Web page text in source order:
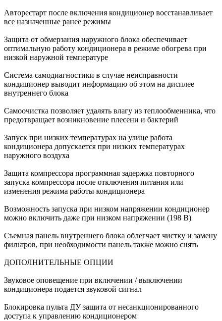
Авторестарт после включения кондиционер восстанавливает
все назначенные ранее режимы
Защита от обмерзания наружного блока обеспечивает
оптимальную работу кондиционера в режиме обогрева при
низкой наружной температуре
Система самодиагностики в случае неисправности
кондиционер выводит информацию об этом на дисплее
внутреннего блока
Самоочистка позволяет удалять влагу из теплообменника, что
предотвращает возникновение плесени и бактерий
Запуск при низких температурах на улице работа
кондиционера допускается при низких температурах
наружного воздуха
Защита компрессора программная задержка повторного
запуска компрессора после отключения питания или
изменения режима работы кондиционера
Возможность запуска при низком напряжении кондиционер
можно включить даже при низком напряжении (198 В)
Съемная панель внутреннего блока облегчает чистку и замену
фильтров, при необходимости панель также можно снять
ДОПОЛНИТЕЛЬНЫЕ ОПЦИИ
Звуковое оповещение при включении / выключении
кондиционера подается звуковой сигнал
Блокировка пульта ДУ защита от несанкционированного
доступа к управлению кондиционером